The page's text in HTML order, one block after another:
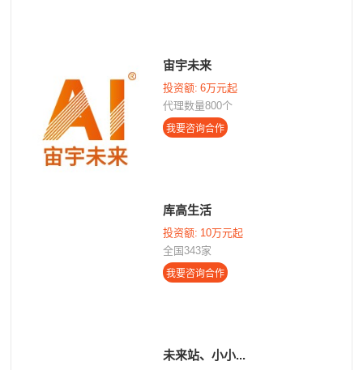
宙宇未来
投资额: 6万元起
代理数量800个
库高生活
投资额: 10万元起
全国343家
全国门店12家